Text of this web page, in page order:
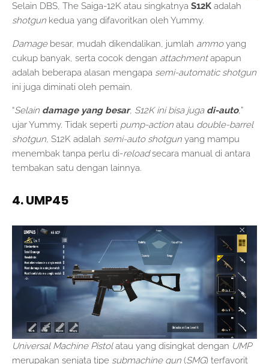
Selain DBS, The Saiga-12K atau singkatnya S12K adalah
shotgun kedua yang difavoritkan oleh Yummy.
Damage besar, mudah dikendalikan, jumlah ammoyang
cukup banyak, serta cocok dengan attachmentapapun
adalah beberapa alasan mengapa semi-automatic shotgun
ini juga diminati oleh pemain.
“Selain damage yang besar, S12K ini bisa juga di-auto,”
ujar Yummy. Tidak seperti pump-action atau double-barrel
shotgun, S12K adalah semi-auto shotgun yang mampu
menembak tanpa perlu di-reloadsecara manual di antara
tembakan satu dengan lainnya.
4. UMP45
Universal Machine Pistolatau yang disingkat dengan UMP
merupakan senjata tipe submachine gun (SMG) terfavorit